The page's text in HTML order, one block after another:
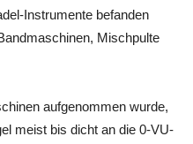
Instrumente befanden
Mischpulte
aufgenommen wurde,
meist bis dicht an die 0-VU-